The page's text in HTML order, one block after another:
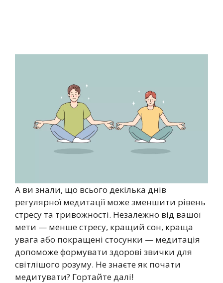
А ви знали, що всього декілька днів
регулярної медитації може зменшити рівень
стресу та тривожності. Незалежно від вашої
мети — менше стресу, кращий сон, краща
увага або покращені стосунки — медитація
допоможе формувати здорові звички для
світлішого розуму. Не знаєте як почати
медитувати? Гортайте далі!